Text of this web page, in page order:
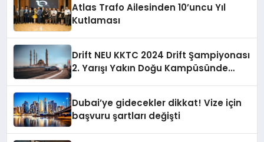
Atlas Trafo Ailesinden 10’uncu Yıl
Kutlaması
Drift NEU KKTC 2024 Drift Şampiyonası
2. Yarışı Yakın Doğu Kampüsünde
Dubai’ye gidecekler dikkat! Vize için
başvuru şartları değişti